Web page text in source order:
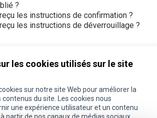
les cookies utilisés sur le site
sur notre site Web pour améliorer la
du site. Les cookies nous
une expérience utilisateur et un contenu
?
les instructions de confirmation ?
les instructions de déverrouillage ?
Facebook
! sur Instagram